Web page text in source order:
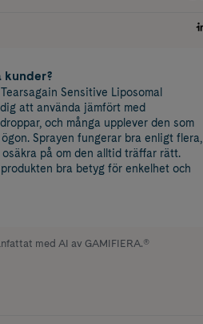
kunder?
Sensitive Liposomal
att använda jämfört med
och många upplever den som
Sprayen fungerar bra enligt flera,
på om den alltid träffar rätt.
bra betyg för enkelhet och
med AI av GAMIFIERA.®